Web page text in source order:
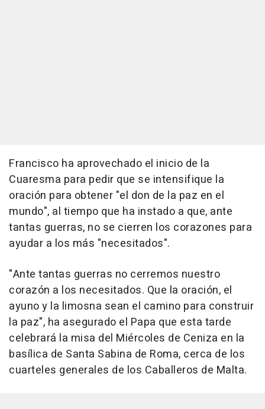
Francisco ha aprovechado el inicio de la
Cuaresma para pedir que se intensifique la
oración para obtener "el don de la paz en el
mundo", al tiempo que ha instado a que, ante
tantas guerras, no se cierren los corazones para
ayudar a los más "necesitados".
"Ante tantas guerras no cerremos nuestro
corazón a los necesitados. Que la oración, el
ayuno y la limosna sean el camino para construir
la paz", ha asegurado el Papa que esta tarde
celebrará la misa del Miércoles de Ceniza en la
basílica de Santa Sabina de Roma, cerca de los
cuarteles generales de los Caballeros de Malta.